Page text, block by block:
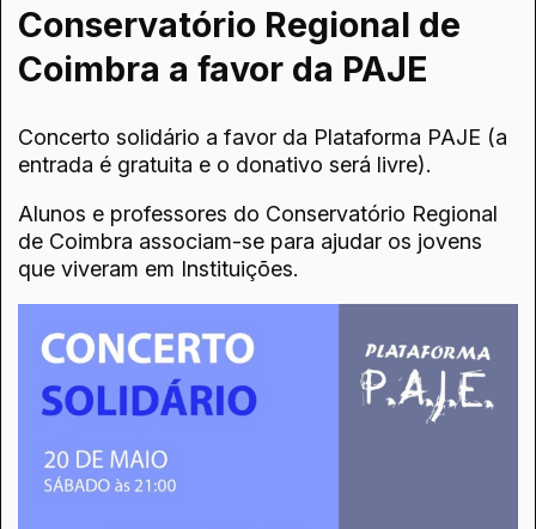
Conservatório Regional de
Coimbra a favor da PAJE
Concerto solidário a favor da Plataforma PAJE (a
entrada é gratuita e o donativo será livre).
Alunos e professores do Conservatório Regional
de Coimbra associam-se para ajudar os jovens
que viveram em Instituições.